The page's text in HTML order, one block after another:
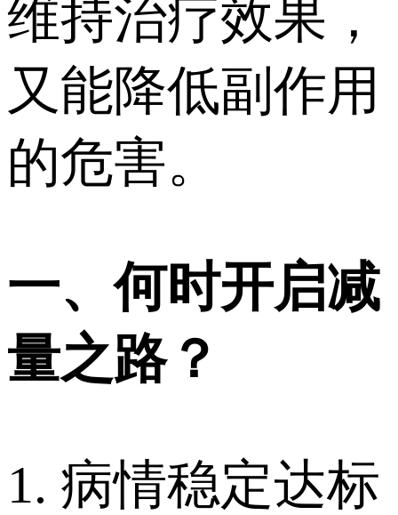
维持治疗效果，
又能降低副作用
的危害。
一、何时开启减
量之路？
1. 病情稳定达标